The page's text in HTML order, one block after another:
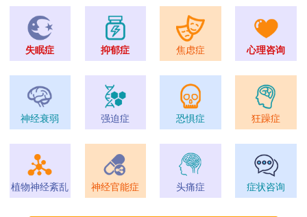
失眠症 抑郁症 焦虑症 心理咨询
神经衰弱 强迫症 恐惧症 狂躁症
植物神经紊乱 神经官能症 头痛症 症状咨询